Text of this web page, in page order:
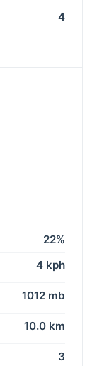
4
22%
4 kph
1012 mb
10.0 km
3